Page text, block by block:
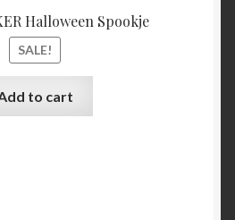
Halloween Spookje
SALE!
to cart